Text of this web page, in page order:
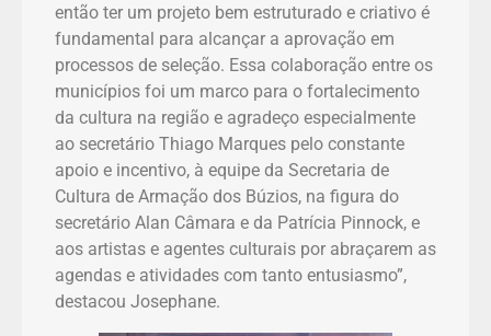
então ter um projeto bem estruturado e criativo é
fundamental para alcançar a aprovação em
processos de seleção. Essa colaboração entre os
municípios foi um marco para o fortalecimento
da cultura na região e agradeço especialmente
ao secretário Thiago Marques pelo constante
apoio e incentivo, à equipe da Secretaria de
Cultura de Armação dos Búzios, na figura do
secretário Alan Câmara e da Patrícia Pinnock, e
aos artistas e agentes culturais por abraçarem as
agendas e atividades com tanto entusiasmo”,
destacou Josephane.